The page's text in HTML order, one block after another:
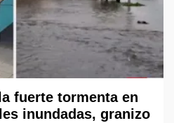
fuerte tormenta en
inundadas, granizo